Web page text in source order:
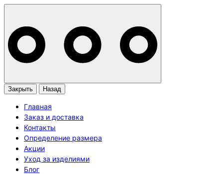
Закрыть Назад
Главная
Заказ и доставка
Контакты
Определение размера
Акции
Уход за изделиями
Блог